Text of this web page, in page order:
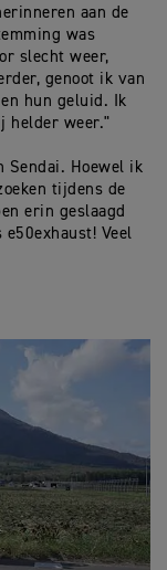
aan de
was
slecht weer,
genoot ik van
hun geluid. Ik
helder weer."
Sendai. Hoewel ik
tijdens de
erin geslaagd
Veel